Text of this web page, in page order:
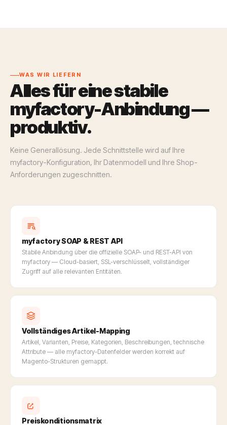
WAS WIR LIEFERN
Alles für eine stabile
myfactory-Anbindung —
produktiv.
Keine Generallösung. Jede Schnittstelle wird auf Ihre
myfactory-Konfiguration, Ihr Datenmodell und Ihre Shop-
Anforderungen zugeschnitten.
myfactory SOAP & REST API
Stabile Anbindung über die offizielle SOAP- und REST-API von
myfactory — Cloud-basiert, SSL-verschlüsselt, vollständiger
Zugriff auf alle relevanten Entitäten.
Vollständiges Artikel-Mapping
Artikel, Varianten, Preise, Kategorien, Beschreibungen, technische
Attribute — alle myfactory-Datenfelder werden korrekt auf
Magento-Strukturen gemappt.
Preiskonditionsmatrix